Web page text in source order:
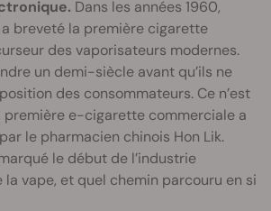
Dans les années 1960,
breveté la première cigarette
des vaporisateurs modernes.
un demi-siècle avant qu’ils ne
des consommateurs. Ce n’est
première e-cigarette commerciale a
le pharmacien chinois Hon Lik.
le début de l’industrie
vape, et quel chemin parcouru en si